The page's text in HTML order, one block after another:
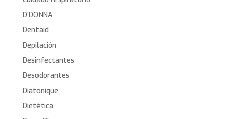
D’DONNA
Dentaid
Depilación
Desinfectantes
Desodorantes
Diatonique
Dietética